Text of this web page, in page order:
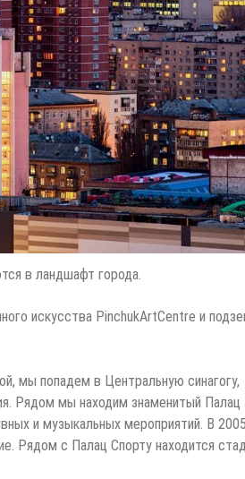
в ландшафт города.
искусства PinchukArtCentre и
мы попадем в Центральную синагогу,
Рядом мы находим знаменитый Палац
и музыкальных мероприятий. В
Рядом с Палац Спорту находится